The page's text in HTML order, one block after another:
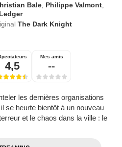
Bale Philippe Valmont
The Dark Knight
4,5
Mes amis
--
les dernières organisations
se heurte bientôt à un nouveau
et le chaos dans la ville : le